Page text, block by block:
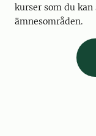
kurser som du kan
ämnesområden.